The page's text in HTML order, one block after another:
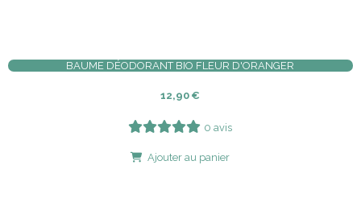
BAUME DÉODORANT BIO FLEUR D'ORANGER
12,90 €
0 avis
Ajouter au panier